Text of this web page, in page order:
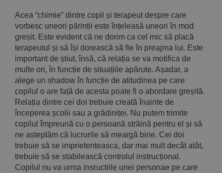
Acea “chimie” dintre copil și terapeut despre care
vorbesc uneori părinții este înțeleasă uneori în mod
greșit. Este evident că ne dorim ca cel mic să placă
terapeutul și să își dorească să fie în preajma lui. Este
important de știut, însă, că relația se va motifica de
multe ori, în funcție de situațiile apărute. Așadar, a
alege un shadow în funcție de atitudinea pe care
copilul o are față de acesta poate fi o abordare greșită.
Relația dintre cei doi trebuie creată înainte de
începerea școlii sau a grădiniței. Nu putem trimite
copilul împreună cu o persoană străină pentru el și să
ne așteptăm că lucrurile să meargă bine. Cei doi
trebuie să se imprietenteasca, dar mai mult decât atât,
trebuie să se stabilească controlul instrucțional.
Copilul nu va urma insructiile unei personae pe care